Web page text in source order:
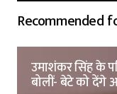
Recommended
उमाशंकर सिंह के
बोलीं- बेटे को देंगे